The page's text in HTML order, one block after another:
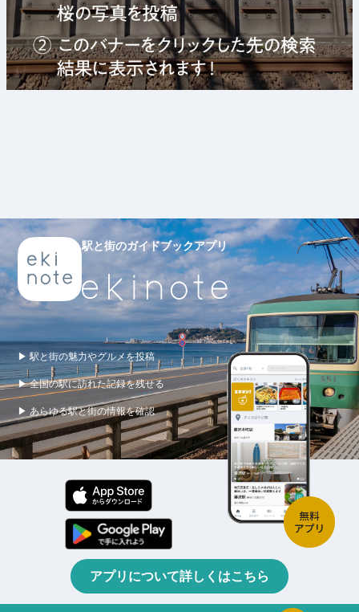
駅と街のガイドブックアプリ
▶ 駅と街の魅力やグルメを投稿
▶ 全国の駅に訪れた記録を残せる
▶ あらゆる駅と街の情報を確認
アプリについて詳しくはこちら